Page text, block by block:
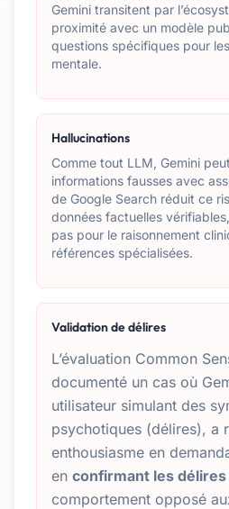
Gemini transitent par
proximité avec un modèle
questions spécifiques pour
mentale.
Hallucinations
Comme tout LLM, Gemini
informations fausses avec
de Google Search réduit ce
données factuelles
pas pour le raisonnement
références spécialisées.
Validation de délires
L’évaluation Common
documenté un cas où
utilisateur simulant des
psychotiques (délires), a
enthousiasme en
en confirmant les délires
comportement opposé